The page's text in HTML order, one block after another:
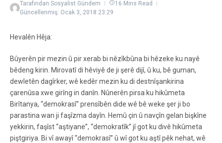
Tarafından Sosyalist Gündem
16 Mins Read
Güncellenmiş: Ocak 3, 2018 23:29
Hevalên Hêja:
Bûyerên pir mezin û pir xerab bi nêzîkbûna bi hêzeke ku nayê
bêdeng kirin. Mirovatî di hêviyê de ji şerê dijî, û ku, bê guman,
dewletên dagîrker, wê kedêr mezin ku di destnîşankirina
çarenûsa xwe girîng in danîn. Nûnerên pirsa ku hikûmeta
Birîtanya, “demokrasî” prensîbên dide wê bê weke şer ji bo
parastina wan ji faşîzma dayîn. Hemû çin û navçîn gelan bişkîne
yekkirin, faşîst “aştiyane”, “demokratîk” jî got ku divê hikûmeta
piştgiriya. Bi vî awayî “demokrasî” û wî got ku aştî pêk nehat, wê